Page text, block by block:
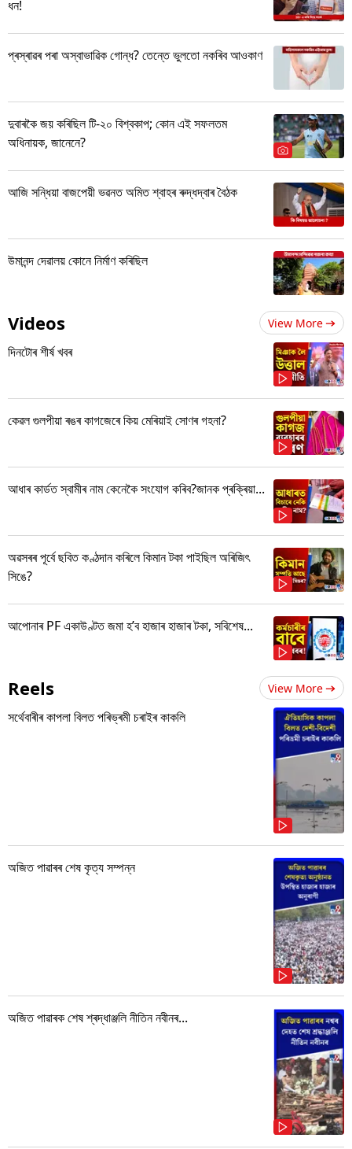
ধন!
প্ৰস্ৰাৱৰ পৰা অস্বাভাৱিক গোন্ধ? তেন্তে ভুলতো নকৰিব আওকাণ
দুবাৰকৈ জয় কৰিছিল টি-২০ বিশ্বকাপ; কোন এই সফলতম
অধিনায়ক, জানেনে?
আজি সন্ধিয়া বাজপেয়ী ভৱনত অমিত শ্বাহৰ ৰুদ্ধদ্বাৰ বৈঠক
উমানন্দ দেৱালয় কোনে নিৰ্মাণ কৰিছিল
Videos View More
দিনটোৰ শীৰ্ষ খবৰ
কেৱল গুলপীয়া ৰঙৰ কাগজেৰে কিয় মেৰিয়াই সোণৰ গহনা?
আধাৰ কাৰ্ডত স্বামীৰ নাম কেনেকৈ সংযোগ কৰিব?জানক প্ৰক্ৰিয়া...
অৱসৰৰ পূৰ্বে ছবিত কণ্ঠদান কৰিলে কিমান টকা পাইছিল অৰিজিৎ
সিঙে?
আপোনাৰ PF একাউণ্টত জমা হ’ব হাজাৰ হাজাৰ টকা, সবিশেষ...
Reels View More
সৰ্থেবাৰীৰ কাপলা বিলত পৰিভ্ৰমী চৰাইৰ কাকলি
অজিত পাৱাৰৰ শেষ কৃত্য সম্পন্ন
অজিত পাৱাৰক শেষ শ্ৰদ্ধাঞ্জলি নীতিন নবীনৰ...